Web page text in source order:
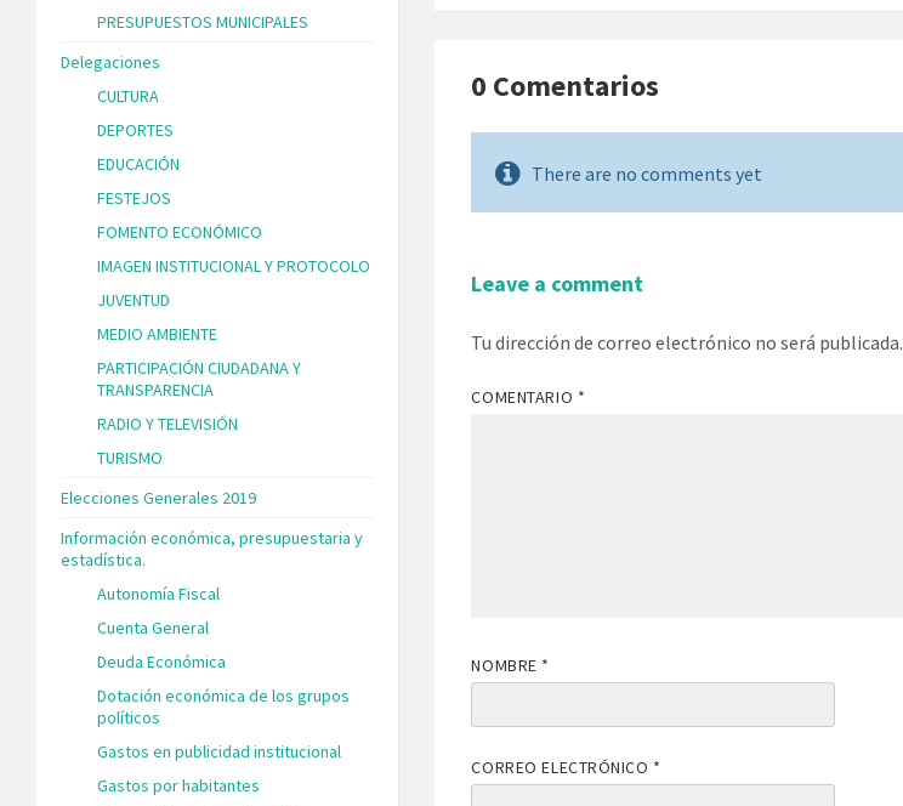
0 Comentarios
There are no comments yet
Leave a comment
Tu dirección de correo electrónico no será publicada.
COMENTARIO *
NOMBRE *
CORREO ELECTRÓNICO *
PRESUPUESTOS MUNICIPALES
Delegaciones
CULTURA
DEPORTES
EDUCACIÓN
FESTEJOS
FOMENTO ECONÓMICO
IMAGEN INSTITUCIONAL Y PROTOCOLO
JUVENTUD
MEDIO AMBIENTE
PARTICIPACIÓN CIUDADANA Y
TRANSPARENCIA
RADIO Y TELEVISIÓN
TURISMO
Elecciones Generales 2019
Información económica, presupuestaria y
estadística.
Autonomía Fiscal
Cuenta General
Deuda Económica
Dotación económica de los grupos
políticos
Gastos en publicidad institucional
Gastos por habitantes